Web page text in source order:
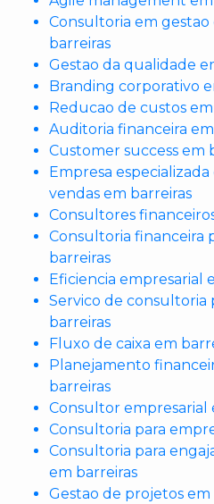
Consultoria em gestao
barreiras
Gestao da qualidade
Branding corporativo
Reducao de custos
Auditoria financeira
Customer success em
Empresa
vendas em barreiras
Consultores
Consultoria financeira
barreiras
Eficiencia empresarial
Servico de consultoria
barreiras
Fluxo de caixa em
Planejamento
barreiras
Consultor empresarial
Consultoria para
Consultoria para
em barreiras
Gestao de projetos em